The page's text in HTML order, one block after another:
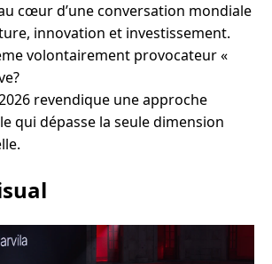
cœur d’une conversation mondiale
innovation et investissement.
volontairement provocateur «
revendique une approche
qui dépasse la seule dimension